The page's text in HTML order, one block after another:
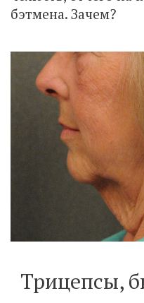
бэтмена. Зачем?
Трицепсы,